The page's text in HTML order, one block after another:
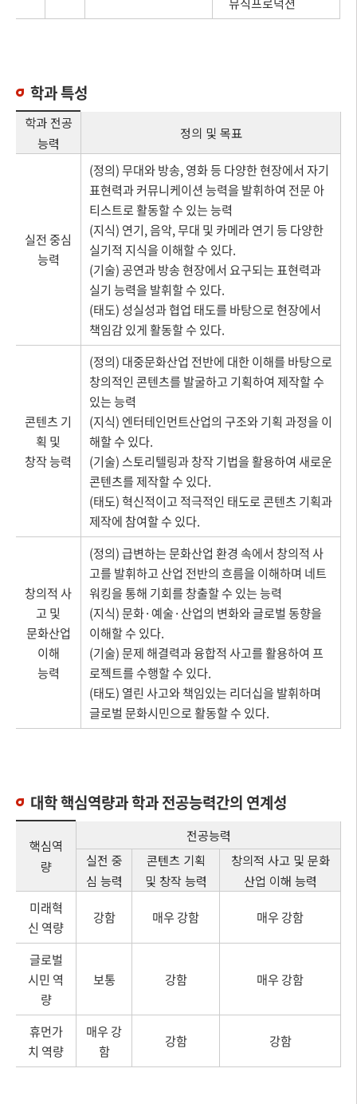
학과 특성
학과 전공
능력
정의 및 목표
실전 중심
능력
(정의) 무대와 방송, 영화 등 다양한 현장에서 자기
표현력과 커뮤니케이션 능력을 발휘하여 전문 아
티스트로 활동할 수 있는 능력
(지식) 연기, 음악, 무대 및 카메라 연기 등 다양한
실기적 지식을 이해할 수 있다.
(기술) 공연과 방송 현장에서 요구되는 표현력과
실기 능력을 발휘할 수 있다.
(태도) 성실성과 협업 태도를 바탕으로 현장에서
책임감 있게 활동할 수 있다.
콘텐츠 기
획 및
창작 능력
(정의) 대중문화산업 전반에 대한 이해를 바탕으로
창의적인 콘텐츠를 발굴하고 기획하여 제작할 수
있는 능력
(지식) 엔터테인먼트산업의 구조와 기획 과정을 이
해할 수 있다.
(기술) 스토리텔링과 창작 기법을 활용하여 새로운
콘텐츠를 제작할 수 있다.
(태도) 혁신적이고 적극적인 태도로 콘텐츠 기획과
제작에 참여할 수 있다.
창의적 사
고 및
문화산업
이해
능력
(정의) 급변하는 문화산업 환경 속에서 창의적 사
고를 발휘하고 산업 전반의 흐름을 이해하며 네트
워킹을 통해 기회를 창출할 수 있는 능력
(지식) 문화·예술·산업의 변화와 글로벌 동향을
이해할 수 있다.
(기술) 문제 해결력과 융합적 사고를 활용하여 프
로젝트를 수행할 수 있다.
(태도) 열린 사고와 책임있는 리더십을 발휘하며
글로벌 문화시민으로 활동할 수 있다.
대학 핵심역량과 학과 전공능력간의 연계성
핵심역
량
전공능력
실전 중
심 능력
콘텐츠 기획
및 창작 능력
창의적 사고 및 문화
산업 이해 능력
미래혁
신 역량
강함 매우 강함 매우 강함
글로벌
시민 역
량
보통 강함 매우 강함
휴먼가
치 역량
매우 강
함
강함 강함